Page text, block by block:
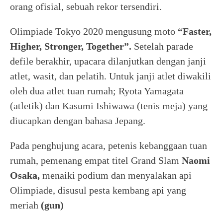
orang ofisial, sebuah rekor tersendiri.
Olimpiade Tokyo 2020 mengusung moto “Faster,
Higher, Stronger, Together”. Setelah parade
defile berakhir, upacara dilanjutkan dengan janji
atlet, wasit, dan pelatih. Untuk janji atlet diwakili
oleh dua atlet tuan rumah; Ryota Yamagata
(atletik) dan Kasumi Ishiwawa (tenis meja) yang
diucapkan dengan bahasa Jepang.
Pada penghujung acara, petenis kebanggaan tuan
rumah, pemenang empat titel Grand Slam Naomi
Osaka, menaiki podium dan menyalakan api
Olimpiade, disusul pesta kembang api yang
meriah (gun)